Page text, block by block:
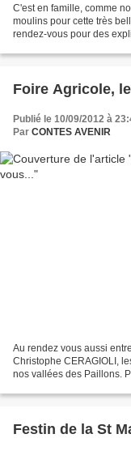
C'est en famille, comme
moulins pour cette très
rendez-vous pour des
Foire Agricole,
Publié le 10/09/2012 à
Par CONTES AVENIR
Au rendez vous aussi
Christophe CERAGIOLI,
nos vallées des Paillons.
Festin de la St